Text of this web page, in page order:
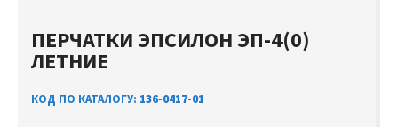
ПЕРЧАТКИ ЭПСИЛОН ЭП-4(0)
ЛЕТНИЕ
КОД ПО КАТАЛОГУ: 136-0417-01